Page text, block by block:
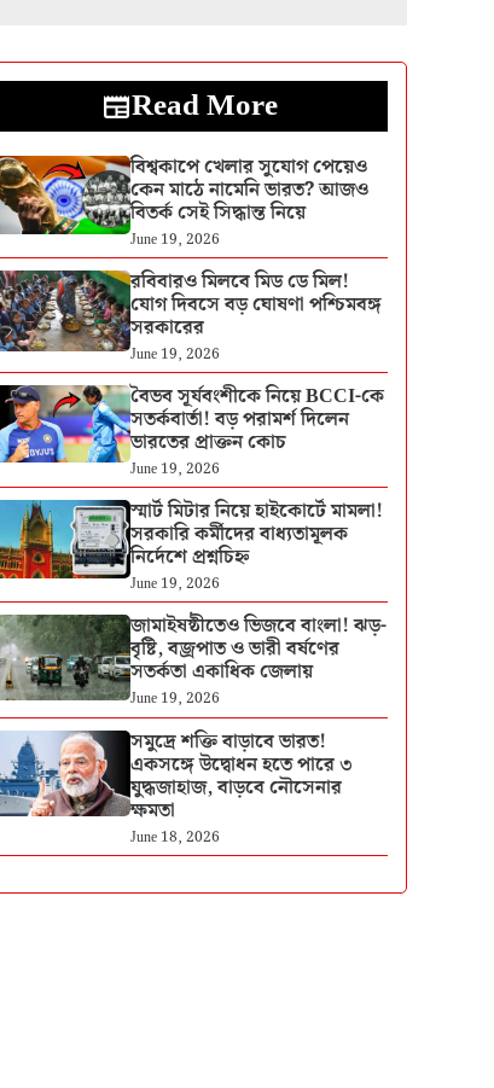
Read More
বিশ্বকাপে খেলার সুযোগ পেয়েও
কেন মাঠে নামেনি ভারত? আজও
বিতর্ক সেই সিদ্ধান্ত নিয়ে
June 19, 2026
রবিবারও মিলবে মিড ডে মিল!
যোগ দিবসে বড় ঘোষণা পশ্চিমবঙ্গ
সরকারের
June 19, 2026
বৈভব সূর্যবংশীকে নিয়ে BCCI-কে
সতর্কবার্তা! বড় পরামর্শ দিলেন
ভারতের প্রাক্তন কোচ
June 19, 2026
স্মার্ট মিটার নিয়ে হাইকোর্টে মামলা!
সরকারি কর্মীদের বাধ্যতামূলক
নির্দেশে প্রশ্নচিহ্ন
June 19, 2026
জামাইষষ্ঠীতেও ভিজবে বাংলা! ঝড়-
বৃষ্টি, বজ্রপাত ও ভারী বর্ষণের
সতর্কতা একাধিক জেলায়
June 19, 2026
সমুদ্রে শক্তি বাড়াবে ভারত!
একসঙ্গে উদ্বোধন হতে পারে ৩
যুদ্ধজাহাজ, বাড়বে নৌসেনার
ক্ষমতা
June 18, 2026